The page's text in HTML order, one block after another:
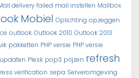
delivery failed mail instellen Mailbox
Mobiel Oplichting opzeggen
outlook Outlook 2010 Outlook 2013
pakketten PHP versie PHP versie
updaten Plesk pop3 prijzen refresh
verification sepa Serveromgeving